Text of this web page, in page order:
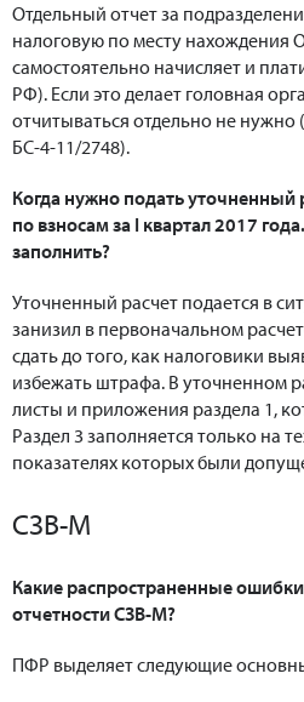
Отдельный отчет за
налоговую по месту нахождения
самостоятельно начисляет и
РФ). Если это делает головная
отчитываться отдельно не
БС-4-11/2748).
Когда нужно подать уточненный
по взносам за I квартал 2017
заполнить?
Уточненный расчет подается в
занизил в первоначальном
сдать до того, как налоговики
избежать штрафа. В уточненном
листы и приложения раздела 1,
Раздел 3 заполняется только на
показателях которых были
СЗВ-М
Какие распространенные
отчетности СЗВ-М?
ПФР выделяет следующие